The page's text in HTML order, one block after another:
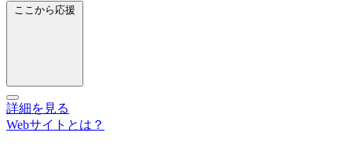
ここから応援
詳細を見る
Webサイトとは？